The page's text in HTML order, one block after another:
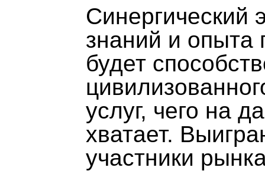
Синергический
знаний и опыта
будет
услуг, чего на
хватает.
участники